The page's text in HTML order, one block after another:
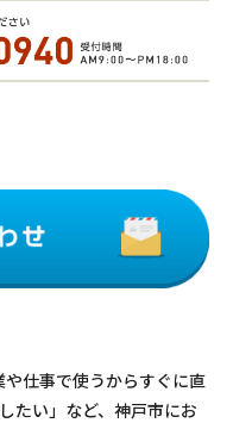
や仕事で使うからすぐに直
たい」など、神戸市にお